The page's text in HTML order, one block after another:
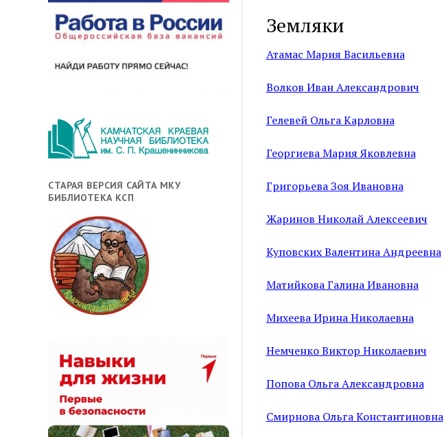
СТАРАЯ ВЕРСИЯ САЙТА МКУ
БИБЛИОТЕКА КСП
Земляки
Атамас Мария Васильевна
Волков Иван Александрович
Гелевей Ольга Карловна
Георгиева Мария Яковлевна
Григорьева Зоя Ивановна
Жаринов Николай Алексеевич
Куповских Валентина Андреевна
Матийкова Галина Ивановна
Михеева Ирина Николаевна
Немченко Виктор Николаевич
Попова Ольга Александровна
Смирнова Ольга Константиновна